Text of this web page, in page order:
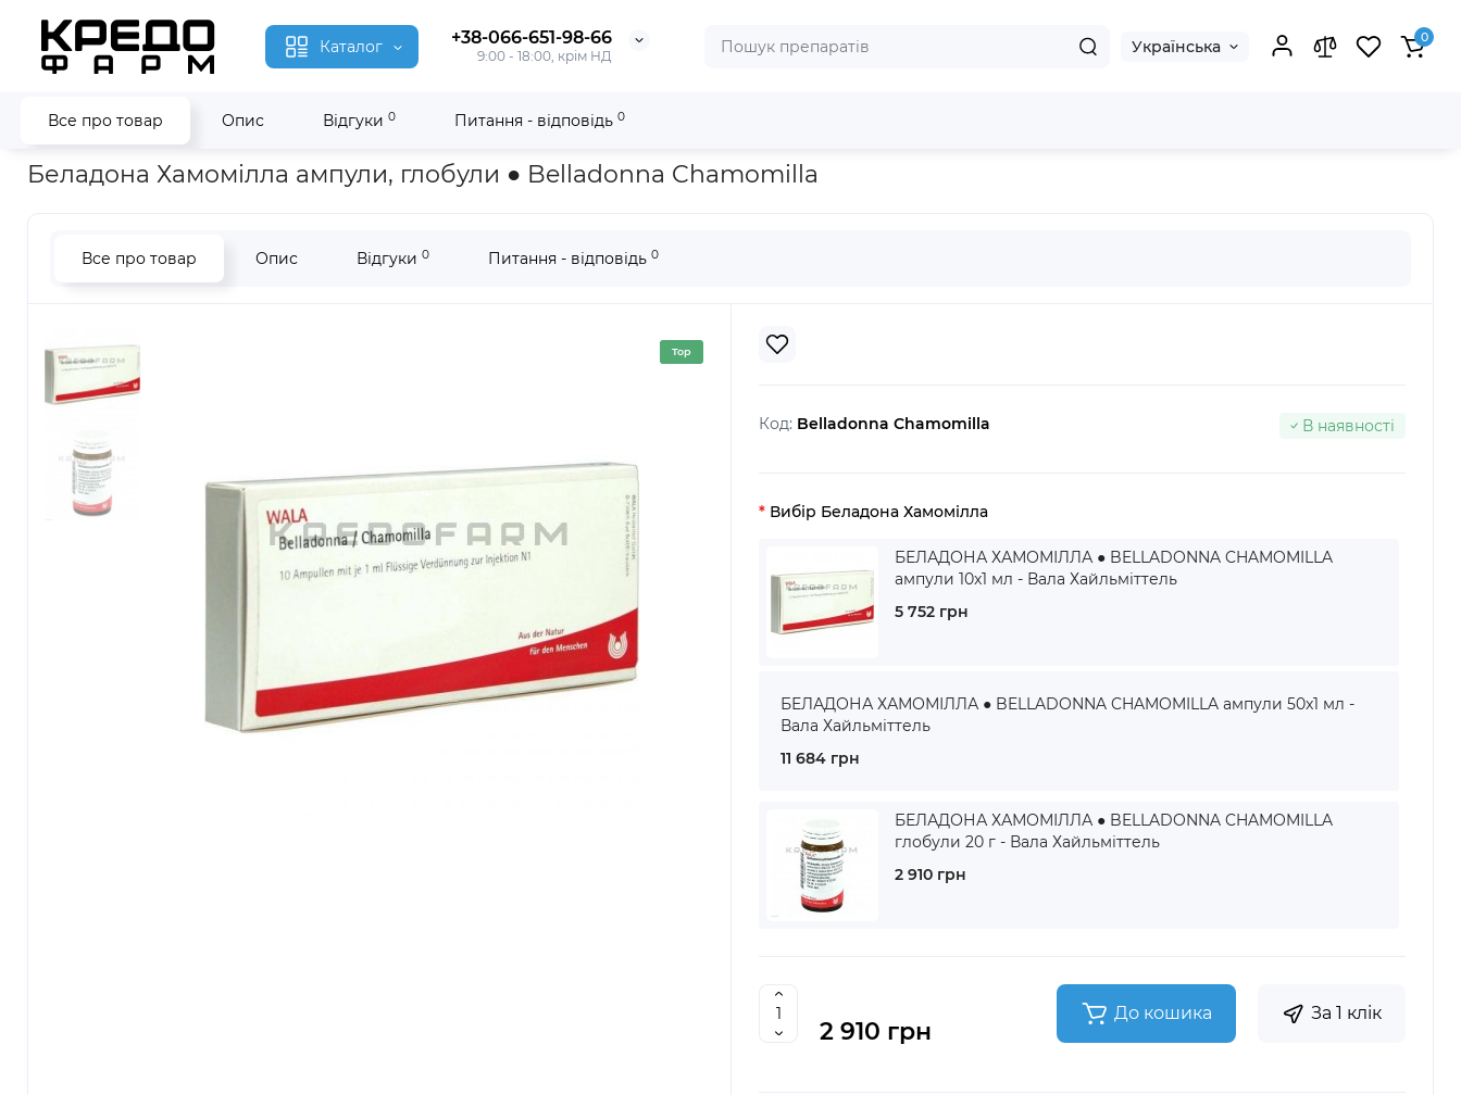
Каталог +38-066-651-98-66
9:00 - 18:00, крім НД Українська 0
Все про товар Опис Відгуки 0 Питання - відповідь 0
Головна Гомеопатія Беладона Хамомілла ● Belladonna Chamomilla
Беладона Хамомілла ампули, глобули ● Belladonna Chamomilla
Все про товар Опис Відгуки 0 Питання - відповідь 0
Top
Код: Belladonna Chamomilla В наявності
Вибір Беладона Хамомілла
БЕЛАДОНА ХАМОМІЛЛА ● BELLADONNA CHAMOMILLA
ампули 10x1 мл - Вала Хайльміттель
5 752 грн
БЕЛАДОНА ХАМОМІЛЛА ● BELLADONNA CHAMOMILLA ампули 50x1 мл -
Вала Хайльміттель
11 684 грн
БЕЛАДОНА ХАМОМІЛЛА ● BELLADONNA CHAMOMILLA
глобули 20 г - Вала Хайльміттель
2 910 грн
2 910 грн
До кошика За 1 клік